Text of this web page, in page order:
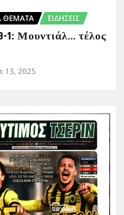
ΘΕΜΑΤΑ ΕΙΔΗΣΕΙΣ
1: Μουντιάλ… τέλος
13, 2025